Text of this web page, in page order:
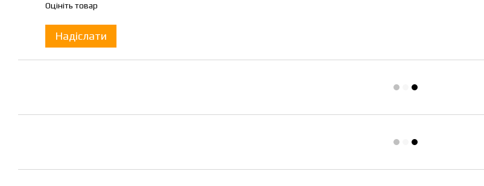
Оцініть товар
Надіслати